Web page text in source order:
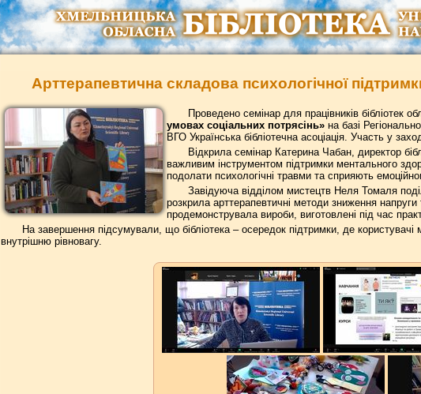
Арттерапевтична складова психологічної
Проведено семінар для працівників бібліотек
умовах соціальних потрясінь» на базі
ВГО Українська бібліотечна асоціація. Участь у
Відкрила семінар Катерина Чабан, директор
важливим інструментом підтримки ментального
подолати психологічні травми та сприяють
Завідуюча відділом мистецтв Неля Томаля
розкрила арттерапевтичні методи зниження
продемонструвала вироби, виготовлені під час
На завершення підсумували, що бібліотека – осередок підтримки, де
внутрішню рівновагу.